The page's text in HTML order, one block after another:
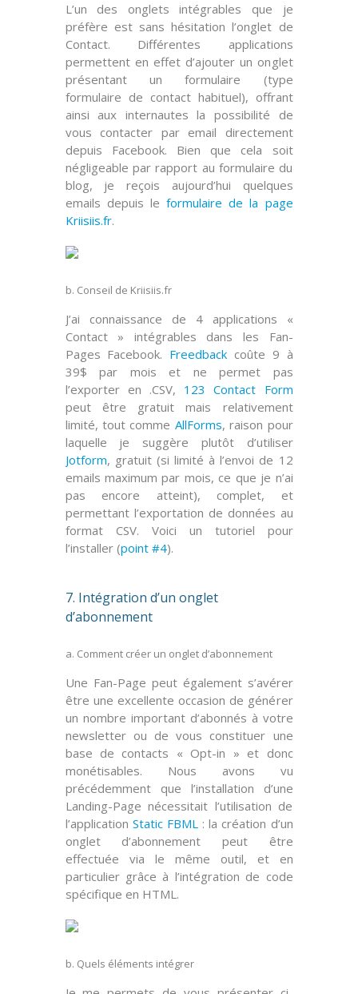
L’un des onglets intégrables que je
préfère est sans hésitation l’onglet de
Contact. Différentes applications
permettent en effet d’ajouter un onglet
présentant un formulaire (type
formulaire de contacthabituel), offrant
ainsi aux internautes la possibilité de
vous contacter par email directement
depuis Facebook. Bien que cela soit
négligeable par rapport au formulaire du
blog, je reçois aujourd’hui quelques
emails depuis le formulaire de la page
Kriisiis.fr.
b. Conseil de Kriisiis.fr
J’ai connaissance de 4 applications «
Contact » intégrables dans les Fan-
Pages Facebook. Freedback coûte 9 à
39$ par mois et ne permet pas
l’exporter en .CSV, 123 Contact Form
peut être gratuit mais relativement
limité, tout comme AllForms, raison pour
laquelle je suggère plutôt d’utiliser
Jotform, gratuit (si limité à l’envoi de 12
emails maximum par mois, ce que je n’ai
pas encore atteint), complet, et
permettant l’exportation de données au
format CSV. Voici un tutoriel pour
l’installer (point #4).
7. Intégration d’un onglet
d’abonnement
a. Comment créer un onglet d’abonnement
Une Fan-Page peut également s’avérer
être une excellente occasion de générer
un nombre important d’abonnés à votre
newsletterou de vous constituer une
base de contacts « Opt-in » et donc
monétisables. Nous avons vu
précédemment que l’installation d’une
Landing-Page nécessitait l’utilisation de
l’application Static FBML: la création d’un
onglet d’abonnement peut être
effectuée via le même outil, et en
particulier grâce à l’intégration de code
spécifique en HTML.
b. Quels éléments intégrer